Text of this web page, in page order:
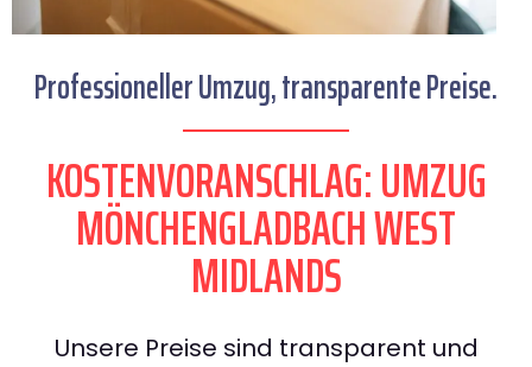
Professioneller Umzug, transparente Preise.
KOSTENVORANSCHLAG: UMZUG
MÖNCHENGLADBACH WEST
MIDLANDS
Unsere Preise sind transparent und